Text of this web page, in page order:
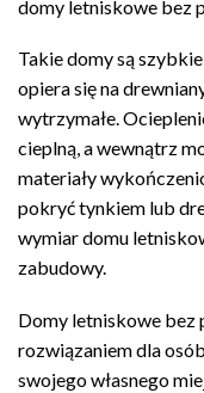
domy letniskowe bez
Takie domy są
opiera się na
wytrzymałe.
cieplną, a wewnątrz
materiały
pokryć tynkiem lub
wymiar domu
zabudowy.
Domy letniskowe bez
rozwiązaniem dla
swojego własnego